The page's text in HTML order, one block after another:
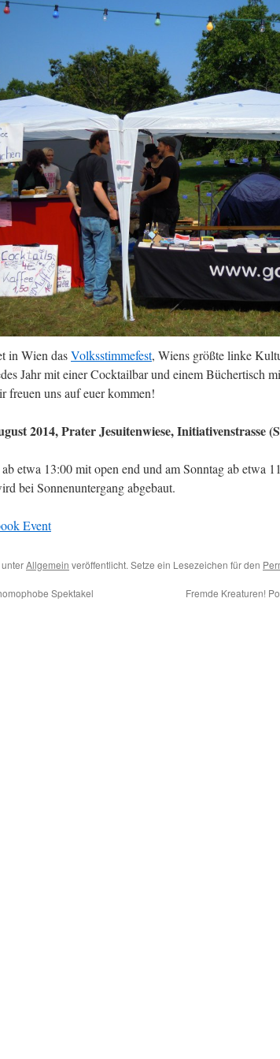
in Wien dasVolksstimmefest, Wiens größte linke
Jahr mit einer Cocktailbar und einem Büchertisch
freuen uns auf euer kommen!
2014, Prater Jesuitenwiese, Initiativenstrasse
etwa 13:00 mit open end und am Sonntag ab etwa
bei Sonnenuntergang abgebaut.
Event
Allgemein veröffentlicht. Setze ein Lesezeichen für den
Spektakel Fremde Kreaturen!